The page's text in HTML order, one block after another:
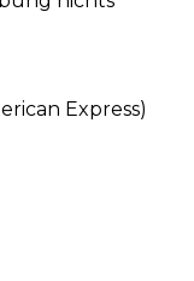
Express)